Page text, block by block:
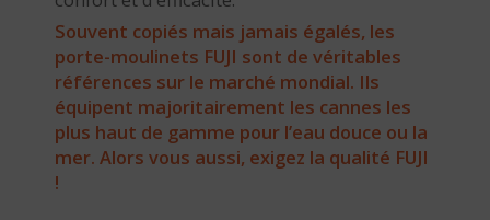
Souvent copiés mais jamais égalés, les
porte-moulinets FUJI sont de véritables
références sur le marché mondial. Ils
équipent majoritairement les cannes les
plus haut de gamme pour l’eau douce ou la
mer. Alors vous aussi, exigez la qualité FUJI
!